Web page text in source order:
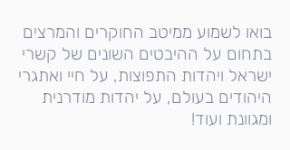
בואו לשמוע ממיטב החוקרים והמרצים
בתחום על ההיבטים השונים של קשרי
ישראל ויהדות התפוצות, על חיי ואתגרי
היהודים בעולם, על יהדות מודרנית
ומגוונת ועוד!